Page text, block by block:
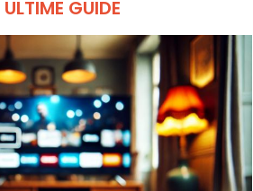
ULTIME GUIDE